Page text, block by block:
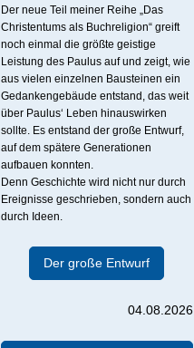
Der neue Teil meiner Reihe „Das
Christentums als Buchreligion“ greift
noch einmal die größte geistige
Leistung des Paulus auf und zeigt, wie
aus vielen einzelnen Bausteinen ein
Gedankengebäude entstand, das weit
über Paulus‘ Leben hinauswirken
sollte. Es entstand der große Entwurf,
auf dem spätere Generationen
aufbauen konnten.
Denn Geschichte wird nicht nur durch
Ereignisse geschrieben, sondern auch
durch Ideen.
Der große Entwurf
04.08.2026